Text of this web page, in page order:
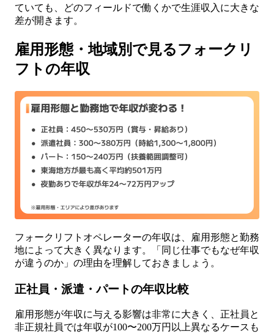
ていても、どのフィールドで働くかで生涯収入に大きな
差が開きます。
雇用形態・地域別で見るフォークリ
フトの年収
フォークリフトオペレーターの年収は、雇用形態と勤務
地によって大きく異なります。「同じ仕事でもなぜ年収
が違うのか」の理由を理解しておきましょう。
正社員・派遣・パートの年収比較
雇用形態が年収に与える影響は非常に大きく、正社員と
非正規社員では年収が100〜200万円以上異なるケースも